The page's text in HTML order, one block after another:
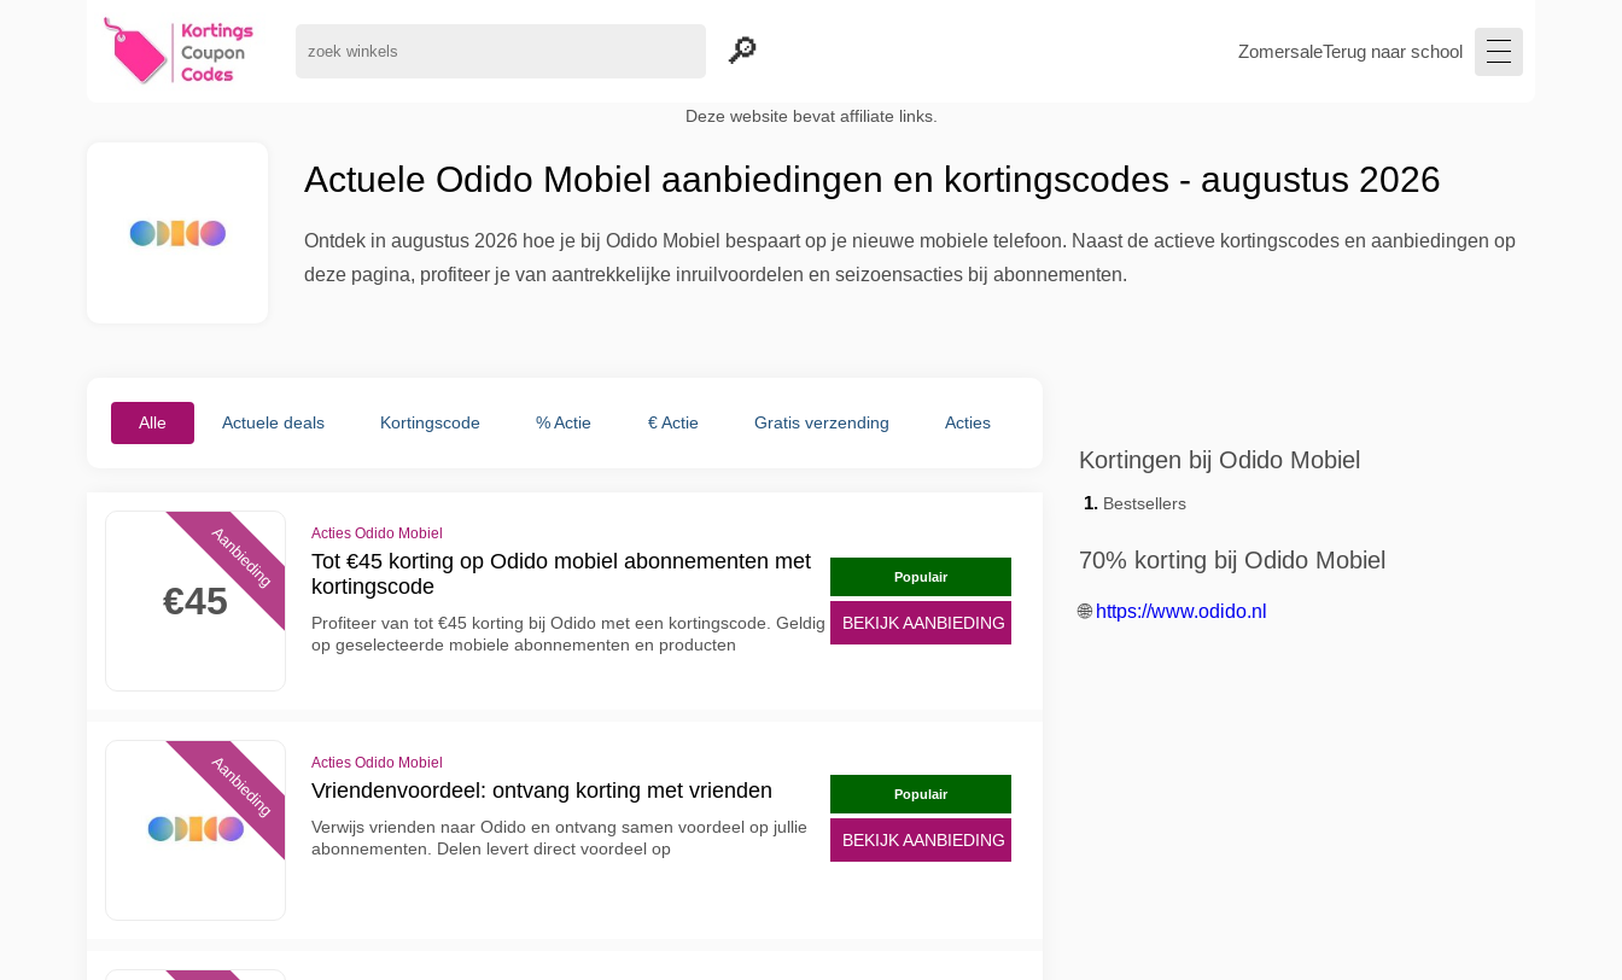
ZomersaleTerug naar school
Deze website bevat affiliate links.
Actuele Odido Mobiel aanbiedingen en kortingscodes - augustus 2026
Ontdek in augustus 2026 hoe je bij Odido Mobiel bespaart op je nieuwe mobiele telefoon. Naast de actieve kortingscodes en aanbiedingen op
deze pagina, profiteer je van aantrekkelijke inruilvoordelen en seizoensacties bij abonnementen.
Alle Actuele deals Kortingscode % Actie € Actie Gratis verzending Acties
€45
Aanbieding Acties Odido Mobiel
Tot €45 korting op Odido mobiel abonnementen met
kortingscode
Profiteer van tot €45 korting bij Odido met een kortingscode. Geldig
op geselecteerde mobiele abonnementen en producten
Populair
BEKIJK AANBIEDING
Aanbieding Acties Odido Mobiel
Vriendenvoordeel: ontvang korting met vrienden
Verwijs vrienden naar Odido en ontvang samen voordeel op jullie
abonnementen. Delen levert direct voordeel op
Populair
BEKIJK AANBIEDING
Kortingen bij Odido Mobiel
Bestsellers
70% korting bij Odido Mobiel
🌐 https://www.odido.nl